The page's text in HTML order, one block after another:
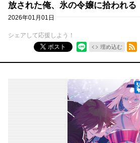
放された俺、氷の令嬢に拾われる
2026年01月01日
シェアして応援しよう！
ポスト
埋め込む
RSSフィード